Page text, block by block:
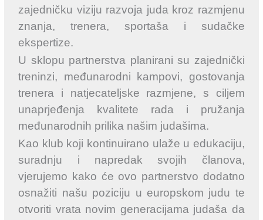
zajedničku viziju razvoja juda kroz razmjenu
znanja, trenera, sportaša i sudačke
ekspertize.
U sklopu partnerstva planirani su zajednički
treninzi, međunarodni kampovi, gostovanja
trenera i natjecateljske razmjene, s ciljem
unaprjeđenja kvalitete rada i pružanja
međunarodnih prilika našim judašima.
Kao klub koji kontinuirano ulaže u edukaciju,
suradnju i napredak svojih članova,
vjerujemo kako će ovo partnerstvo dodatno
osnažiti našu poziciju u europskom judu te
otvoriti vrata novim generacijama judaša da